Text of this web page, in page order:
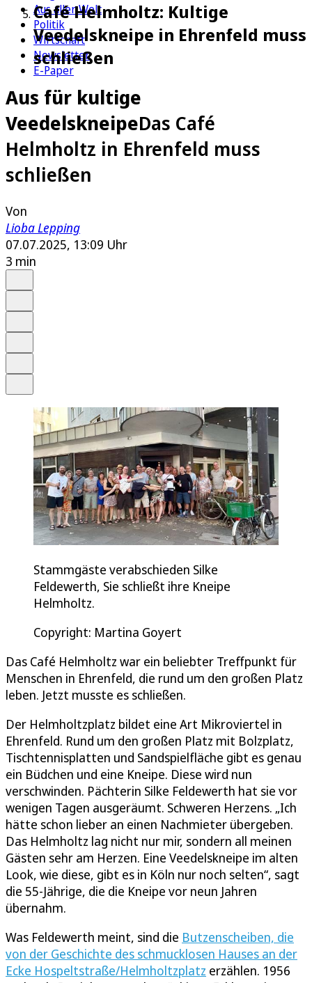
Aus aller Welt
Politik
Wirtschaft
Newsletter
E-Paper
Café Helmholtz: Kultige
Veedelskneipe in Ehrenfeld muss
schließen
Aus für kultige
VeedelskneipeDas Café
Helmholtz in Ehrenfeld muss
schließen
Von
Lioba Lepping
07.07.2025, 13:09 Uhr
3 min
Stammgäste verabschieden Silke
Feldewerth, Sie schließt ihre Kneipe
Helmholtz.
Copyright: Martina Goyert
Das Café Helmholtz war ein beliebter Treffpunkt für
Menschen in Ehrenfeld, die rund um den großen Platz
leben. Jetzt musste es schließen.
Der Helmholtzplatz bildet eine Art Mikroviertel in
Ehrenfeld. Rund um den großen Platz mit Bolzplatz,
Tischtennisplatten und Sandspielfläche gibt es genau
ein Büdchen und eine Kneipe. Diese wird nun
verschwinden. Pächterin Silke Feldewerth hat sie vor
wenigen Tagen ausgeräumt. Schweren Herzens. „Ich
hätte schon lieber an einen Nachmieter übergeben.
Das Helmholtz lag nicht nur mir, sondern all meinen
Gästen sehr am Herzen. Eine Veedelskneipe im alten
Look, wie diese, gibt es in Köln nur noch selten“, sagt
die 55-Jährige, die die Kneipe vor neun Jahren
übernahm.
Was Feldewerth meint, sind die Butzenscheiben, die
von der Geschichte des schmucklosen Hauses an der
Ecke Hospeltstraße/Helmholtzplatz erzählen. 1956